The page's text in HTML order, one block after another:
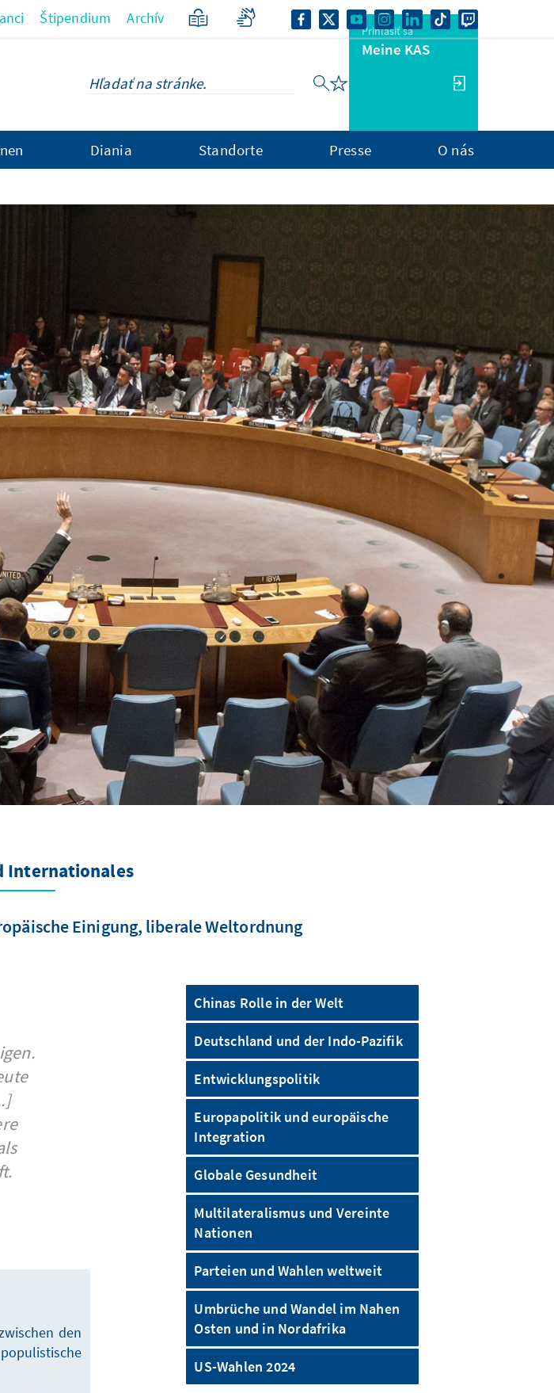
Štipendium Archív
Prihlásiť sa
Meine KAS
Diania Standorte Presse O nás
Internationales
Einigung, liberale Weltordnung
den
Chinas Rolle in der Welt
Deutschland und der Indo-Pazifik
Entwicklungspolitik
Europapolitik und europäische
Integration
Globale Gesundheit
Multilateralismus und Vereinte
Nationen
Parteien und Wahlen weltweit
Umbrüche und Wandel im Nahen
Osten und in Nordafrika
US-Wahlen 2024